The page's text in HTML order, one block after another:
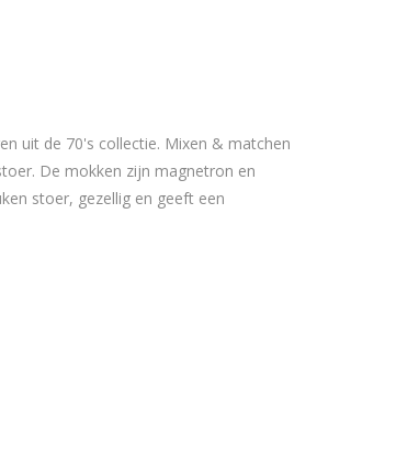
uit de 70's collectie. Mixen & matchen
De mokken zijn magnetron en
stoer, gezellig en geeft een